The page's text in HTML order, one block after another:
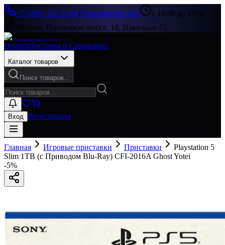
+7 (499) 322-33-86|Перезвоните мне
с 10:00 до 19:00
Москва, Пятницкое шоссе, 18, Павильон 73
ОплатаДоставка и Самовывоз
Каталог товаров
Поиск товаров...
Вход Регистрация
Главная Игровые приставки Приставки
Playstation 5
Slim 1TB (с Приводом Blu-Ray) CFI-2016A Ghost Yotei
-5%